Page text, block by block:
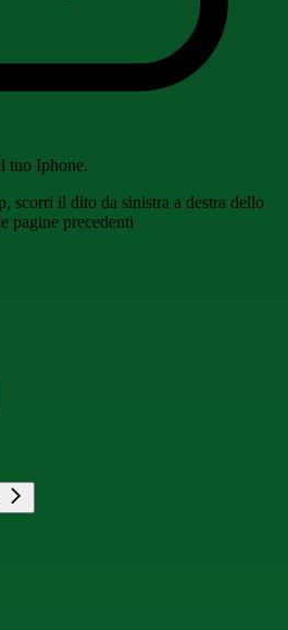
tuo Iphone.
scorri il dito da sinistra a destra dello
pagine precedenti